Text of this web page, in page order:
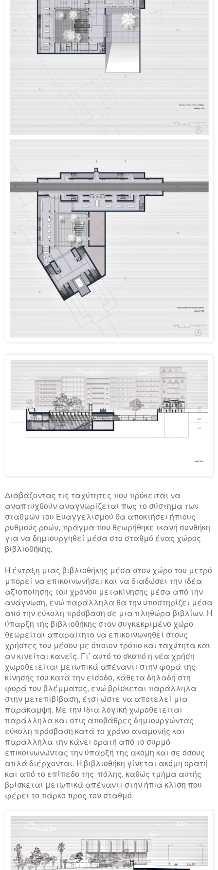
Διαβάζοντας τις ταχύτητες που πρόκειται να
αναπτυχθούν αναγνωρίζεται πως το σύστημα των
σταθμών του Ευαγγελισμού θα αποκτήσει ήπιους
ρυθμούς ροών, πράγμα που θεωρήθηκε ικανή συνθήκη
για να δημιουργηθεί μέσα στο σταθμό ένας χώρος
βιβλιοθήκης.
Η ένταξη μιας βιβλιοθήκης μέσα στον χώρο του μετρό
μπορεί να επικοινωνήσει και να διαδώσει την ιδέα
αξιοποίησης του χρόνου μετακίνησης μέσα από την
ανάγνωση, ενώ παράλληλα θα την υποστηρίζει μέσα
από την εύκολη πρόσβαση σε μια πληθώρα βιβλίων. Η
ύπαρξη της βιβλιοθήκης στον συγκεκριμένο χώρο
θεωρείται απαραίτητο να επικοινωνηθεί στους
χρήστες του μέσου με όποιον τρόπο και ταχύτητα και
αν κινείται κανείς. Γι’ αυτό το σκοπό η νέα χρήση
χωροθετείται μετωπικά απέναντι στην φορά της
κίνησής του κατά την είσοδο, κάθετα δηλαδή στη
φορά του βλέμματος, ενώ βρίσκεται παράλληλα
στην μετεπιβίβαση, έτσι ώστε να αποτελεί μια
παράκαμψη. Με την ίδια λογική χωροθετείται
παράλληλα και στις αποβάθρες δημιουργώντας
εύκολη πρόσβαση κατά το χρόνο αναμονής και
παράλληλα την κάνει ορατή από το συρμό
επικοινωνώντας την ύπαρξή της ακόμη και σε όσους
απλά διέρχονται. Η βιβλιοθήκη γίνεται ακόμη ορατή
και από το επίπεδο της πόλης, καθώς τμήμα αυτής
βρίσκεται μετωπικά απέναντι στην ήπια κλίση που
φέρει το πάρκο προς τον σταθμό.